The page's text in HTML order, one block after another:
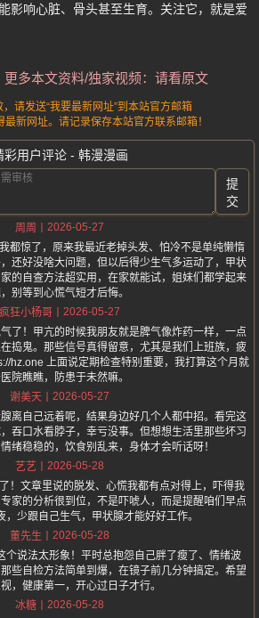
影响心脏、骨头甚至生育。关注它，就是爱
多本文资料/独家视频：请看原文
请发送“我要最新网址”到本站官方邮箱
新网址。请记录保存本站官方联系邮箱！
彩用户评论 - 韩漫漫画
提
交
周周
2026-05-27
都惊了，原来我最近老掉头发、怕冷不是单纯懒惰
还好没啥大问题，但以后得少生气多运动了，甲状
的自查方法超实用，在家就能试，姐妹们都学起来
别等到心慌气短才后悔。
疯狂小杨哥
2026-05-27
了！甲亢的时候我朋友就是脾气像炸药一样，一点
捣鬼。那些信号真得留意，尤其是我们上班族，疲
hz.one 上面说定期检查特别重要，我打算这个月就
院瞧瞧，防患于未然嘛。
谢美天
2026-05-27
离自己远着呢，结果身边好几个人都中招。看完这
吞口水看脖子，幸亏没事。但想想生活里那些坏习
绪稳稳的，饮食别乱来，身体才会听话呀！
艺艺
2026-05-28
！文章里说的脱发、心慌我都有点对得上，吓得我
家的分析很到位，不是吓唬人，而是提醒咱们早点
，少跟自己生气，甲状腺才能好好工作。
董先生
2026-05-28
个说法太形象！平时总抱怨自己胖了瘦了、情绪波
些自检方法简单到爆，在镜子前几分钟搞定。希望
，健康第一，开心过日子才行。
冰糖
2026-05-28